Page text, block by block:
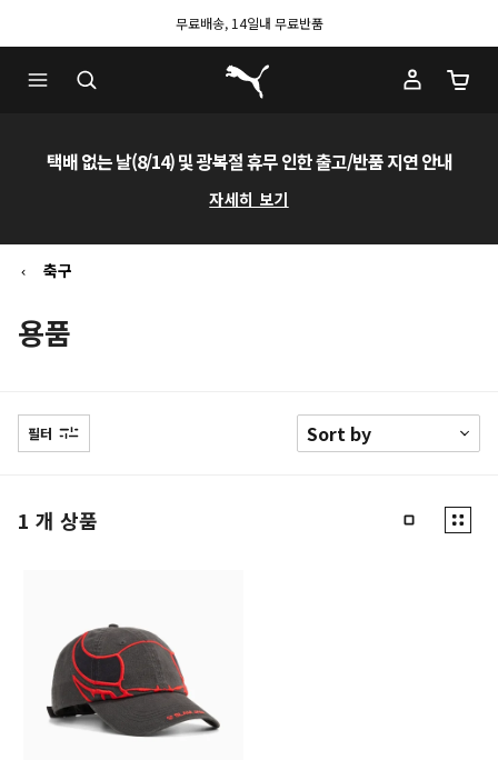
무료배송, 14일내 무료반품
푸마 홈
장바
택배 없는 날(8/14) 및 광복절 휴무 인한 출고/반품 지연 안내
자세히 보기
축구
용품
필터
1 개 상품